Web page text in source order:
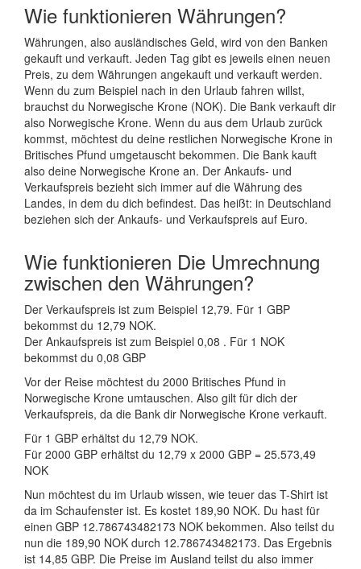
Wie funktionieren Währungen?
Währungen, also ausländisches Geld, wird von den Banken
gekauft und verkauft. Jeden Tag gibt es jeweils einen neuen
Preis, zu dem Währungen angekauft und verkauft werden.
Wenn du zum Beispiel nach in den Urlaub fahren willst,
brauchst du Norwegische Krone (NOK). Die Bank verkauft dir
also Norwegische Krone. Wenn du aus dem Urlaub zurück
kommst, möchtest du deine restlichen Norwegische Krone in
Britisches Pfund umgetauscht bekommen. Die Bank kauft
also deine Norwegische Krone an. Der Ankaufs- und
Verkaufspreis bezieht sich immer auf die Währung des
Landes, in dem du dich befindest. Das heißt: in Deutschland
beziehen sich der Ankaufs- und Verkaufspreis auf Euro.
Wie funktionieren Die Umrechnung
zwischen den Währungen?
Der Verkaufspreis ist zum Beispiel 12,79. Für 1 GBP
bekommst du 12,79 NOK.
Der Ankaufspreis ist zum Beispiel 0,08 . Für 1 NOK
bekommst du 0,08 GBP
Vor der Reise möchtest du 2000 Britisches Pfund in
Norwegische Krone umtauschen. Also gilt für dich der
Verkaufspreis, da die Bank dir Norwegische Krone verkauft.
Für 1 GBP erhältst du 12,79 NOK.
Für 2000 GBP erhältst du 12,79 x 2000 GBP = 25.573,49
NOK
Nun möchtest du im Urlaub wissen, wie teuer das T-Shirt ist
da im Schaufenster ist. Es kostet 189,90 NOK. Du hast für
einen GBP 12.786743482173 NOK bekommen. Also teilst du
nun die 189,90 NOK durch 12.786743482173. Das Ergebnis
ist 14,85 GBP. Die Preise im Ausland teilst du also immer